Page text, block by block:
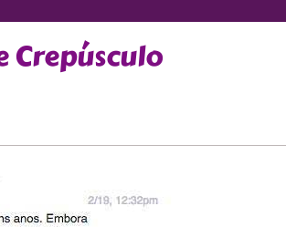
Crepúsculo